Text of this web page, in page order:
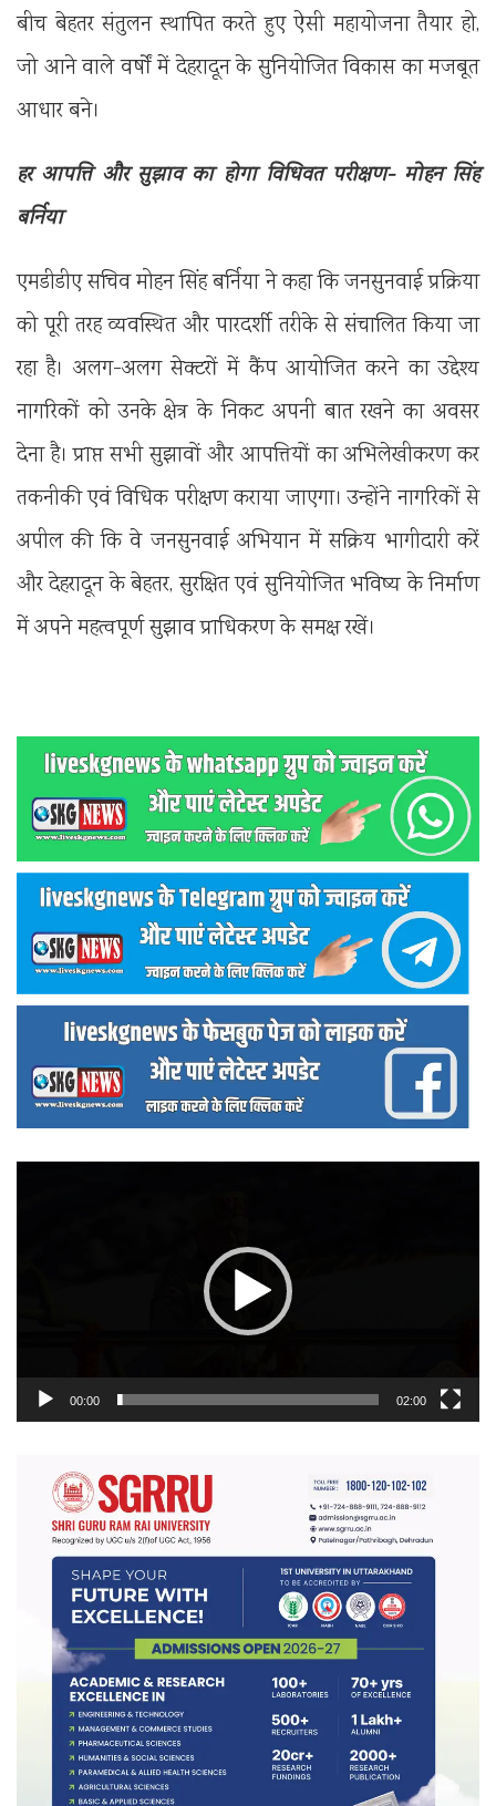
बीच बेहतर संतुलन स्थापित करते हुए ऐसी महायोजना तैयार हो,
जो आने वाले वर्षों में देहरादून के सुनियोजित विकास का मजबूत
आधार बने।
हर आपत्ति और सुझाव का होगा विधिवत परीक्षण- मोहन सिंह
बर्निया
एमडीडीए सचिव मोहन सिंह बर्निया ने कहा कि जनसुनवाई प्रक्रिया
को पूरी तरह व्यवस्थित और पारदर्शी तरीके से संचालित किया जा
रहा है। अलग-अलग सेक्टरों में कैंप आयोजित करने का उद्देश्य
नागरिकों को उनके क्षेत्र के निकट अपनी बात रखने का अवसर
देना है। प्राप्त सभी सुझावों और आपत्तियों का अभिलेखीकरण कर
तकनीकी एवं विधिक परीक्षण कराया जाएगा। उन्होंने नागरिकों से
अपील की कि वे जनसुनवाई अभियान में सक्रिय भागीदारी करें
और देहरादून के बेहतर, सुरक्षित एवं सुनियोजित भविष्य के निर्माण
में अपने महत्वपूर्ण सुझाव प्राधिकरण के समक्ष रखें।
00:00 02:00